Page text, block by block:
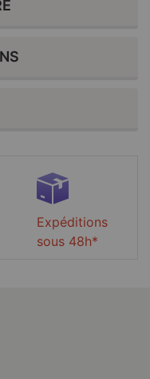
Expéditions
sous 48h*